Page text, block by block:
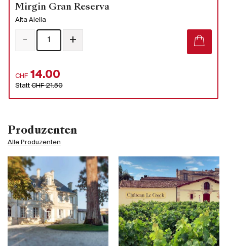
Produzenten
Alle Produzenten
Mirgin Gran Reserva
Alta Alella
CHF 14.00
StattCHF 21.50
- +